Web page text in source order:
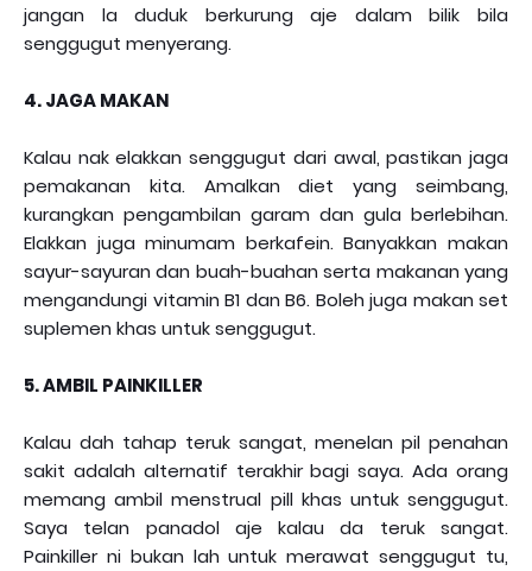
jangan la duduk berkurung aje dalam bilik bila
senggugut menyerang.
4. JAGA MAKAN
Kalau nak elakkan senggugut dari awal, pastikan jaga
pemakanan kita. Amalkan diet yang seimbang,
kurangkan pengambilan garam dan gula berlebihan.
Elakkan juga minumam berkafein. Banyakkan makan
sayur-sayuran dan buah-buahan serta makanan yang
mengandungi vitamin B1 dan B6. Boleh juga makan set
suplemen khas untuk senggugut.
5. AMBIL PAINKILLER
Kalau dah tahap teruk sangat, menelan pil penahan
sakit adalah alternatif terakhir bagi saya. Ada orang
memang ambil menstrual pill khas untuk senggugut.
Saya telan panadol aje kalau da teruk sangat.
Painkiller ni bukan lah untuk merawat senggugut tu,